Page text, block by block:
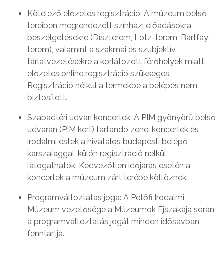
Kötelező előzetes regisztráció: A múzeum belső
tereiben megrendezett színházi előadásokra,
beszélgetésekre (Díszterem, Lotz-terem, Bártfay-
terem), valamint a szakmai és szubjektív
tárlatvezetésekre a korlátozott férőhelyek miatt
előzetes online regisztráció szükséges.
Regisztráció nélkül a termekbe a belépés nem
biztosított.
Szabadtéri udvari koncertek: A PIM gyönyörű belső
udvarán (PIM kert) tartandó zenei koncertek és
irodalmi estek a hivatalos budapesti belépő
karszalaggal, külön regisztráció nélkül
látogathatók. Kedvezőtlen időjárás esetén a
koncertek a múzeum zárt terébe költöznek.
Programváltoztatás joga: A Petőfi Irodalmi
Múzeum vezetősége a Múzeumok Éjszakája során
a programváltoztatás jogát minden idősávban
fenntartja.